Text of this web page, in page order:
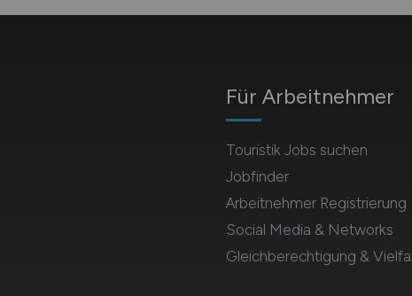
Für Arbeitnehmer
Touristik Jobs suchen
Jobfinder
Arbeitnehmer Registrierung
Social Media & Networks
Gleichberechtigung &